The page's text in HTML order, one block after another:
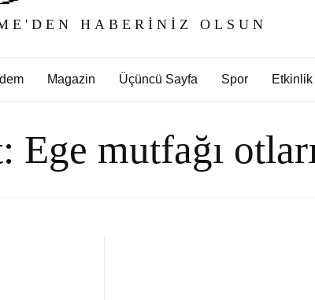
HABERINIZ OLSUN
Magazin Üçüncü Sayfa Spor Etkinlik
Ege mutfağı